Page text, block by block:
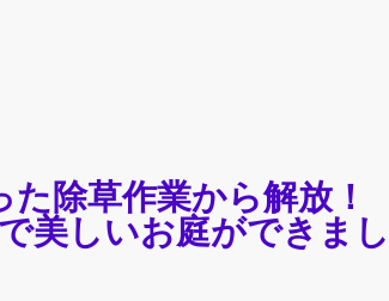
た除草作業から解放！
美しいお庭ができま